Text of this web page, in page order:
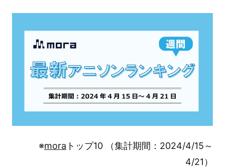
※mora トップ10 （集計期間：2024/4/15～
4/21）